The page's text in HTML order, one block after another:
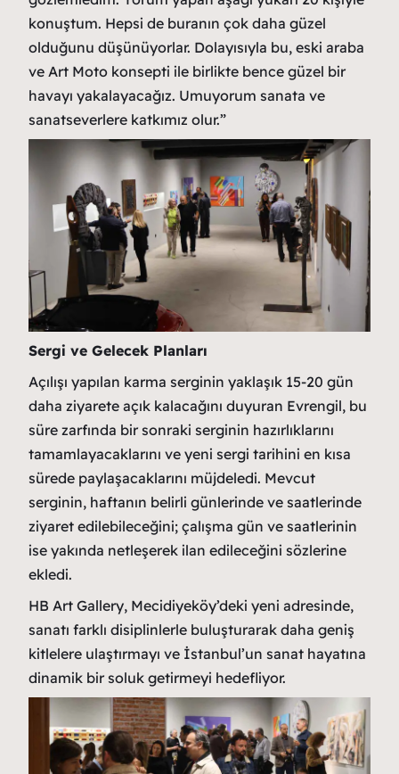
konuştum. Hepsi de buranın çok daha güzel
olduğunu düşünüyorlar. Dolayısıyla bu, eski araba
ve Art Moto konsepti ile birlikte bence güzel bir
havayı yakalayacağız. Umuyorum sanata ve
sanatseverlere katkımız olur.”
Sergi ve Gelecek Planları
Açılışı yapılan karma serginin yaklaşık 15-20 gün
daha ziyarete açık kalacağını duyuran Evrengil, bu
süre zarfında bir sonraki serginin hazırlıklarını
tamamlayacaklarını ve yeni sergi tarihini en kısa
sürede paylaşacaklarını müjdeledi. Mevcut
serginin, haftanın belirli günlerinde ve saatlerinde
ziyaret edilebileceğini; çalışma gün ve saatlerinin
ise yakında netleşerek ilan edileceğini sözlerine
ekledi.
HB Art Gallery, Mecidiyeköy’deki yeni adresinde,
sanatı farklı disiplinlerle buluşturarak daha geniş
kitlelere ulaştırmayı ve İstanbul’un sanat hayatına
dinamik bir soluk getirmeyi hedefliyor.